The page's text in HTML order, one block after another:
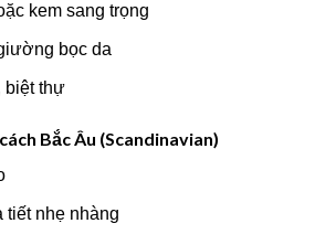
kem sang trọng
bọc da
biệt thự
Bắc Âu (Scandinavian)
tiết nhẹ nhàng